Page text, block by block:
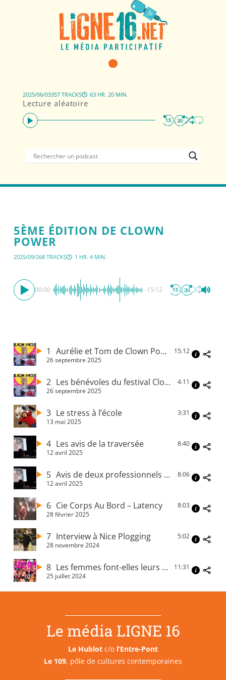
Lecture aléatoire
2025/06/03357 TRACKS 63 HR. 20 MIN.
5ÈME ÉDITION DE CLOWN
POWER
2025/09/268 TRACKS 1 HR. 4 MIN.
00:00 -15:12
1 Aurélie et Tom de Clown Power
26 septembre 2025
15:12
2 Les bénévoles du festival Clown Power 2025
26 septembre 2025
4:11
3 Le stress à l’école
13 mai 2025
3:31
4 Les avis de la traversée
12 avril 2025
8:40
5 Avis de deux professionnels sur le projet
12 avril 2025
8:06
6 Cie Corps Au Bord – Latency
28 février 2025
8:03
7 Interview à Nice Plogging
28 novembre 2024
5:02
8 Les femmes font-elles leurs propres choix
25 juillet 2024
11:31
Le média LIGNE 16
Le Hublot c/o l’Entre-Pont
Le 109, pôle de cultures contemporaines